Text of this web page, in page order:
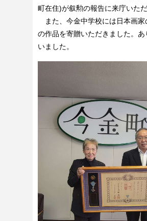
町在住)が叙勲の報告に来庁いただ
また、今金中学校には日本画家
の作品を寄贈いただきました。
いました。